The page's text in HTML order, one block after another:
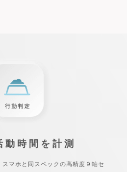
動時間を計測
マホと同スペックの高精度９軸セ